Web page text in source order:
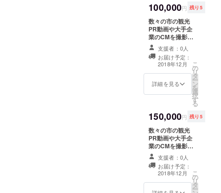
ジット表示時
間 ２秒 提供
クレジット数
１画面３枠／１
枠 自社のPRの
一環に使用され
ても構いませ
ん。 ※公開前に
は一度確認をさ
す。 このイベン
トは、市後援の
ングに有効活用
可能かと思いま
す。 以下イベン
ト内容です。 武
雄市後援のも
と、アイコン的
スポットを巡
り、その場で起
きるサプライ
100,000円 残り5
数々の市の観光
PR動画や大手企
業のCMを撮影し
ている監督によ
り、当日の撮影
が行われます。
動画の最後にご
指定の提供クレ
ジットを入れた
ジット時間 ３
秒 提供クレジッ
ト数 １画面
２枠／１枠 クレ
ジット表記時の
オリジナル音楽
も作成します。
自社のPRの一環
に使用されても
支援者：0人
お届け予定：
2018年12月
詳細を見る
こ
の
リ
タ
ー
ン
を
選
択
す
る
150,000円 残り5
数々の市の観光
PR動画や大手企
業のCMを撮影し
ている監督によ
り、当日の撮影
が行われます。
動画の最後にご
指定の提供クレ
支援者：0人
お届け予定：
2018年12月
こ
の
リ
タ
ー